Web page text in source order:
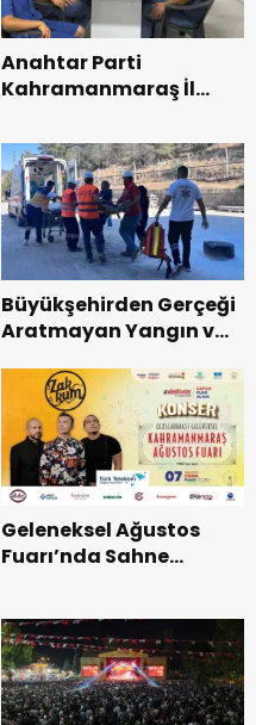
Anahtar Parti
Kahramanmaraş İl
Teşkilatı ile buluştu.
Büyükşehirden Gerçeği
Aratmayan Yangın ve
Geleneksel Ağustos
Fuarı’nda Sahne